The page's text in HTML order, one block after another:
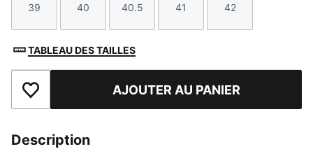
Taille
39
Taille
40
Taille
40.5
Taille
41
Taille
42
TABLEAU DES TAILLES
Ajouter aux favorisAJOUTER AU PANIER
Description